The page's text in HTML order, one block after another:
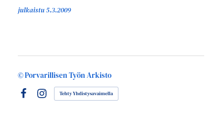
julkaistu 5.3.2009
©Porvarillisen Työn Arkisto
Instagram
Tehty Yhdistysavaimella